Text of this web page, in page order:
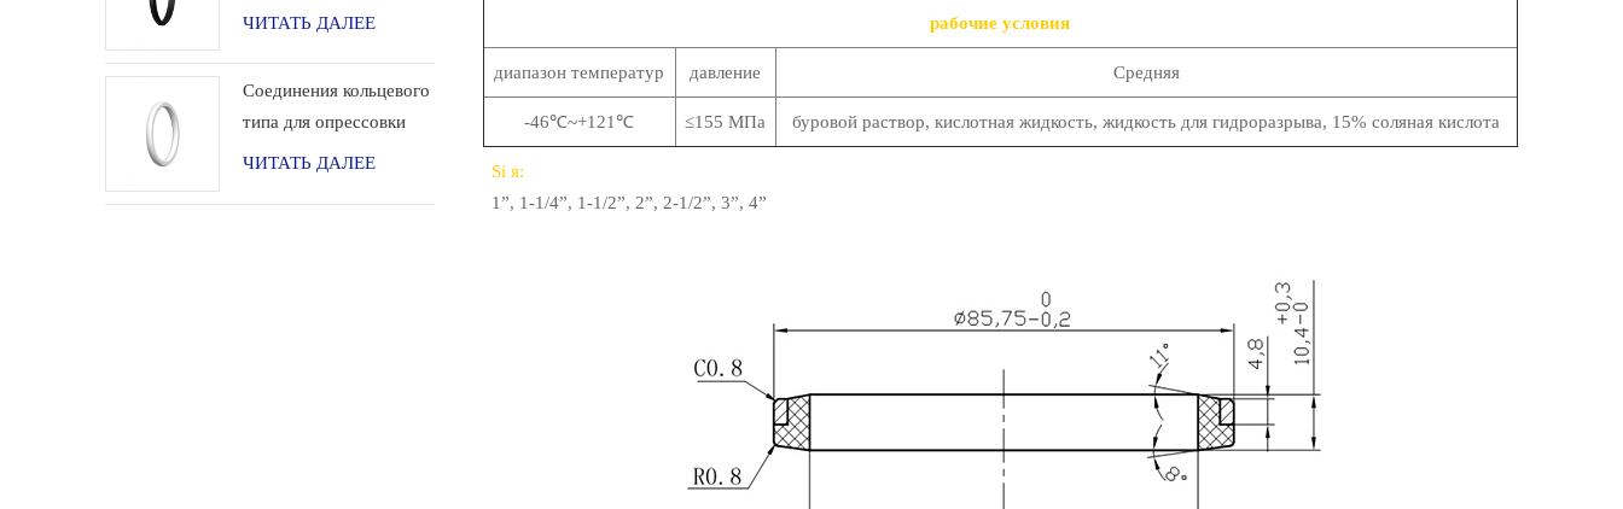
рабочие условия
диапазон температур давление Средняя
-46℃~+121℃ ≤155 МПа буровой раствор, кислотная жидкость, жидкость для гидроразрыва, 15% соляная кислота
Siя:
1”, 1-1/4”, 1-1/2”, 2”, 2-1/2”, 3”, 4”
типа «ласточкин хвост»
ЧИТАТЬ ДАЛЕЕ
Соединения кольцевого
типа для опрессовки
арматуры
ЧИТАТЬ ДАЛЕЕ